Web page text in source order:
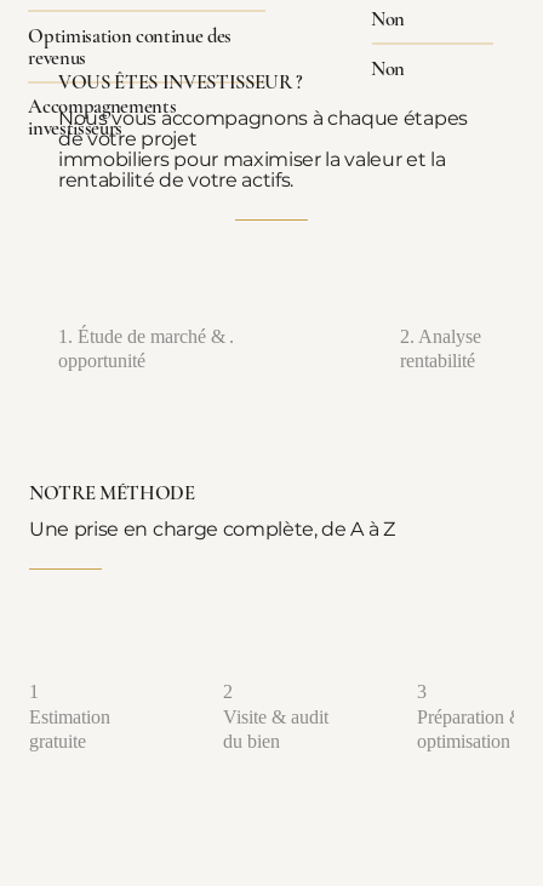
Optimisation continue des
revenus
Accompagnements
investisseurs
Non
Non
VOUS ÊTES INVESTISSEUR ?
Nous vous accompagnons à chaque étapes
de votre projet
immobiliers pour maximiser la valeur et la
rentabilité de votre actifs.
1. Étude de marché &
opportunité
.
2. Analyse de
rentabilité
NOTRE MÉTHODE
Une prise en charge complète, de A à Z
1
Estimation
gratuite
2
Visite & audit
du bien
3
Préparation &
optimisation